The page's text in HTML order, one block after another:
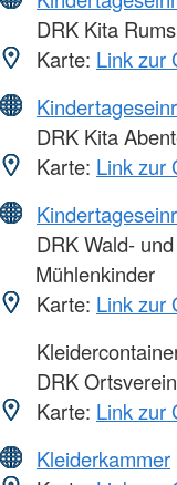
DRK Kita
Karte: Link zur
DRK Kita
Karte: Link zur
DRK Wald-
Mühlenkinder
Karte: Link zur
DRK Ortsverein
Karte: Link zur
Kleiderkammer